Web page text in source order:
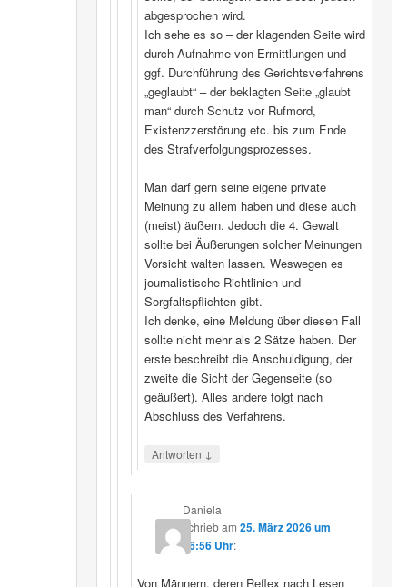
abgesprochen wird.
Ich sehe es so – der klagenden Seite wird
durch Aufnahme von Ermittlungen und
ggf. Durchführung des Gerichtsverfahrens
„geglaubt“ – der beklagten Seite „glaubt
man“ durch Schutz vor Rufmord,
Existenzzerstörung etc. bis zum Ende
des Strafverfolgungsprozesses.
Man darf gern seine eigene private
Meinung zu allem haben und diese auch
(meist) äußern. Jedoch die 4. Gewalt
sollte bei Äußerungen solcher Meinungen
Vorsicht walten lassen. Weswegen es
journalistische Richtlinien und
Sorgfaltspflichten gibt.
Ich denke, eine Meldung über diesen Fall
sollte nicht mehr als 2 Sätze haben. Der
erste beschreibt die Anschuldigung, der
zweite die Sicht der Gegenseite (so
geäußert). Alles andere folgt nach
Abschluss des Verfahrens.
Antworten ↓
Daniela
schriebam25. März 2026 um
16:56 Uhr:
Von Männern, deren Reflex nach Lesen